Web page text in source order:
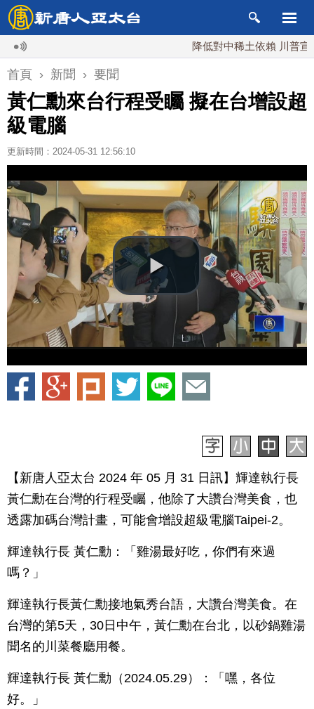
降低對中稀土依賴 川普宣布礦
首頁 › 新聞 › 要聞
黃仁勳來台行程受矚 擬在台增設超
級電腦
更新時間：2024-05-31 12:56:10
【新唐人亞太台 2024 年 05 月 31 日訊】輝達執行長
黃仁勳在台灣的行程受矚，他除了大讚台灣美食，也
透露加碼台灣計畫，可能會增設超級電腦Taipei-2。
輝達執行長 黃仁勳：「雞湯最好吃，你們有來過
嗎？」
輝達執行長黃仁勳接地氣秀台語，大讚台灣美食。在
台灣的第5天，30日中午，黃仁勳在台北，以砂鍋雞湯
聞名的川菜餐廳用餐。
輝達執行長 黃仁勳（2024.05.29）：「嘿，各位
好。」